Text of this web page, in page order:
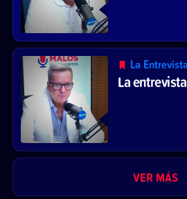
La Entrevista
La
VER MÁS